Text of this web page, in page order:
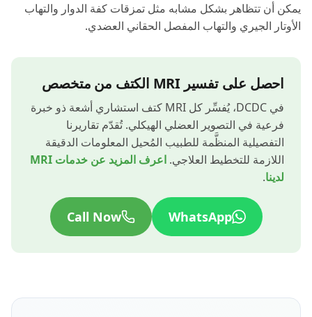
يمكن أن تتظاهر بشكل مشابه مثل تمزقات كفة الدوار والتهاب
الأوتار الجيري والتهاب المفصل الحقاني العضدي.
احصل على تفسير MRI الكتف من متخصص
في DCDC، يُفسِّر كل MRI كتف استشاري أشعة ذو خبرة
فرعية في التصوير العضلي الهيكلي. تُقدّم تقاريرنا
التفصيلية المنظَّمة للطبيب المُحيل المعلومات الدقيقة
اللازمة للتخطيط العلاجي.
اعرف المزيد عن خدمات MRI
لدينا.
WhatsApp
Call Now